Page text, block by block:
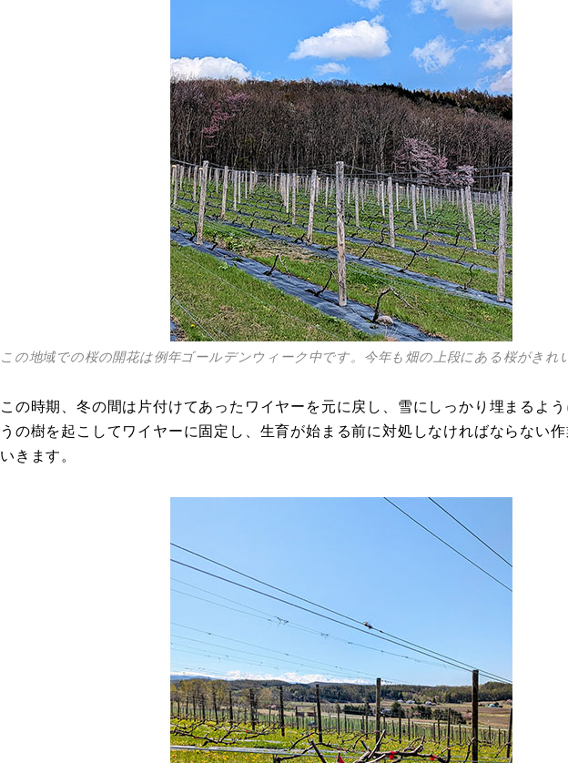
この地域での桜の開花は例年ゴールデンウィーク中です。今年も畑の上段にある桜がきれ
この時期、冬の間は片付けてあったワイヤーを元に戻し、雪にしっかり埋まるよ
うの樹を起こしてワイヤーに固定し、生育が始まる前に対処しなければならない
いきます。